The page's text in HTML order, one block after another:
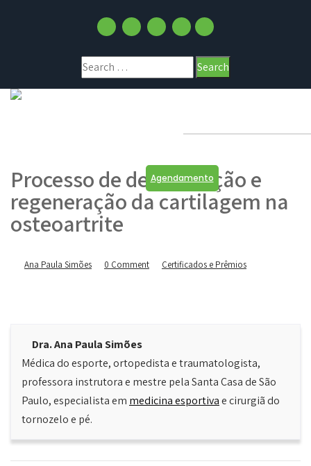
Agendamento
Processo de degeneração e
regeneração da cartilagem na
osteoartrite
Ana Paula Simões 0 Comment Certificados e Prêmios
Dra. Ana Paula Simões
Médica do esporte, ortopedista e traumatologista,
professora instrutora e mestre pela Santa Casa de São
Paulo, especialista em medicina esportivae cirurgiã do
tornozelo e pé.